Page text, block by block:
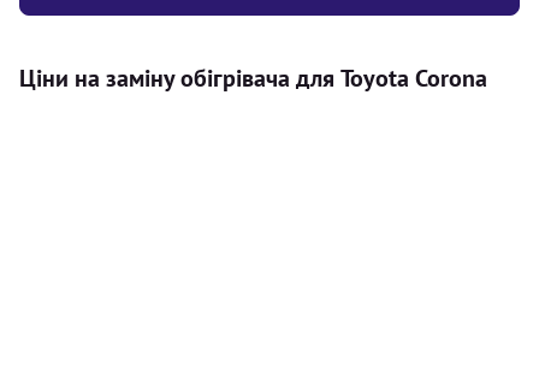
Ціни на заміну обігрівача для Toyota Corona